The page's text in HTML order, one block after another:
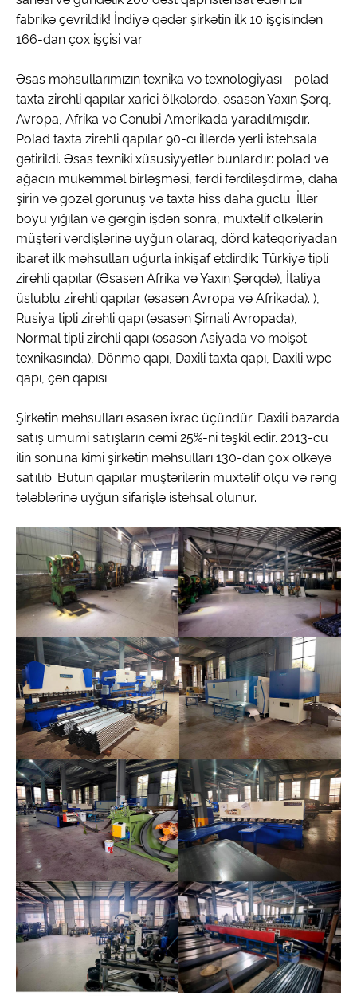
fabrikə çevrildik! İndiyə qədər şirkətin ilk 10 işçisindən
166-dan çox işçisi var.
Əsas məhsullarımızın texnika və texnologiyası - polad
taxta zirehli qapılar xarici ölkələrdə, əsasən Yaxın Şərq,
Avropa, Afrika və Cənubi Amerikada yaradılmışdır.
Polad taxta zirehli qapılar 90-cı illərdə yerli istehsala
gətirildi. Əsas texniki xüsusiyyətlər bunlardır: polad və
ağacın mükəmməl birləşməsi, fərdi fərdiləşdirmə, daha
şirin və gözəl görünüş və taxta hiss daha güclü. İllər
boyu yığılan və gərgin işdən sonra, müxtəlif ölkələrin
müştəri vərdişlərinə uyğun olaraq, dörd kateqoriyadan
ibarət ilk məhsulları uğurla inkişaf etdirdik: Türkiyə tipli
zirehli qapılar (Əsasən Afrika və Yaxın Şərqdə), İtaliya
üslublu zirehli qapılar (əsasən Avropa və Afrikada). ),
Rusiya tipli zirehli qapı (əsasən Şimali Avropada),
Normal tipli zirehli qapı (əsasən Asiyada və məişət
texnikasında), Dönmə qapı, Daxili taxta qapı, Daxili wpc
qapı, çən qapısı.
Şirkətin məhsulları əsasən ixrac üçündür. Daxili bazarda
satış ümumi satışların cəmi 25%-ni təşkil edir. 2013-cü
ilin sonuna kimi şirkətin məhsulları 130-dan çox ölkəyə
satılıb. Bütün qapılar müştərilərin müxtəlif ölçü və rəng
tələblərinə uyğun sifarişlə istehsal olunur.